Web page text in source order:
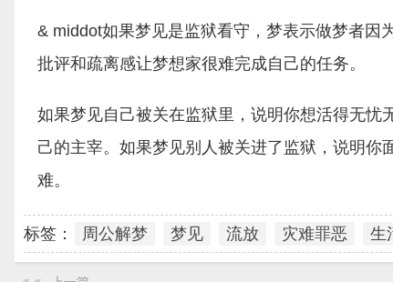
& middot如果梦见是监狱看守，梦表示做梦者因
批评和疏离感让梦想家很难完成自己的任务。
如果梦见自己被关在监狱里，说明你想活得无忧
己的主宰。如果梦见别人被关进了监狱，说明你
难。
标签： 周公解梦 梦见 流放 灾难罪恶 生